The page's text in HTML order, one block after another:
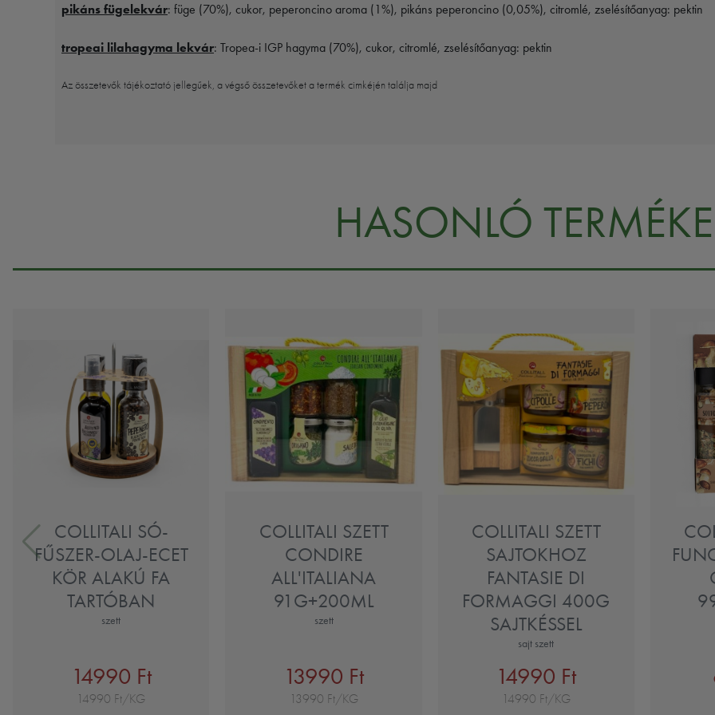
pikáns fügelekvár: füge (70%), cukor, peperoncino aroma (1%), pikáns peperoncino (0,05%), citromlé, zselésítőanyag: pektin
tropeai lilahagyma lekvár: Tropea-i IGP hagyma (70%), cukor, citromlé, zselésítőanyag: pektin
Az összetevők tájékoztató jellegűek, a végső összetevőket a termék cimkéjén találja majd
HASONLÓ
COLLITALI SÓ-
FŰSZER-OLAJ-ECET
KÖR ALAKÚ FA
TARTÓBAN
szett
14990 Ft
14990 Ft/KG
COLLITALI SZETT
CONDIRE
ALL'ITALIANA
91G+200ML
szett
13990 Ft
13990 Ft/KG
COLLITALI SZETT
SAJTOKHOZ
FANTASIE DI
FORMAGGI 400G
SAJTKÉSSEL
sajt szett
14990 Ft
14990 Ft/KG